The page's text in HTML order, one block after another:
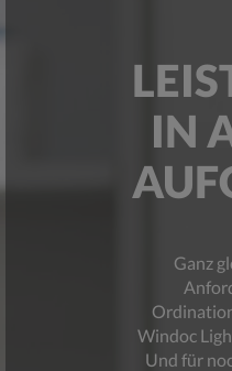
IN
Ganz
Windoc
Und für